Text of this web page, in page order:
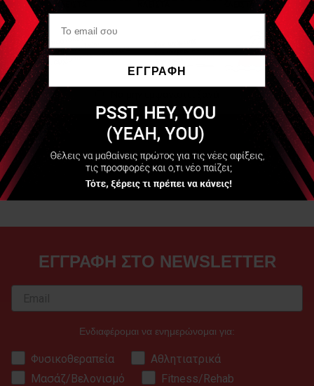
37,00 €
+111 Πόντοι
2
ΕΓΓΡΑΦΗ ΣΤΟ NEWSLETTER
Ενδιαφέρομαι να ενημερώνομαι για:
Φυσικοθεραπεία
Αθλητιατρικά
Μασάζ/Βελονισμό
Fitness/Rehab
ΕΓΓΡΑΦΗ